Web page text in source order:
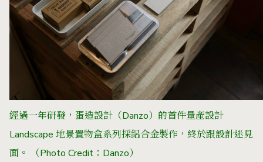
經過一年研發，蛋造設計（Danzo）的首件量產設計
Landscape 地景置物盒系列採鋁合金製作，終於跟設計迷見
面。 （Photo Credit： Danzo）